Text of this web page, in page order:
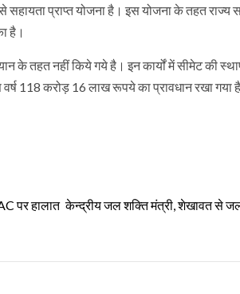
से सहायता प्राप्त योजना है। इस योजना के तहत
है।
के तहत नहीं किये गये है। इन कार्यों में सीमेट की
118 करोड़ 16 लाख रूपये का प्रावधान रखा गया
पर हालात केन्द्रीय जल शक्ति मंत्री, शेखावत से